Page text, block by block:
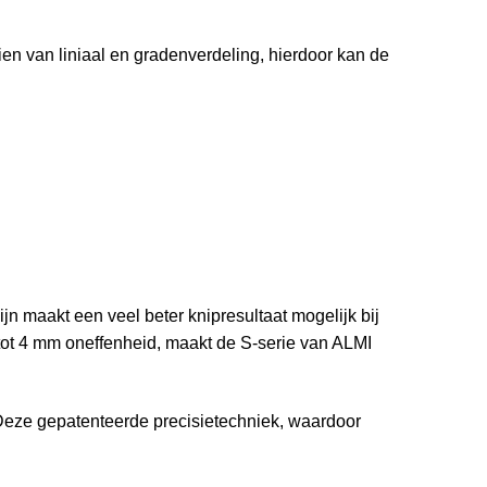
van liniaal en gradenverdeling, hierdoor kan de
maakt een veel beter knipresultaat mogelijk bij
mm oneffenheid, maakt de S-serie van ALMI
gepatenteerde precisietechniek, waardoor